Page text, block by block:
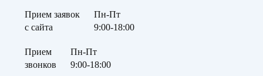
Прием заявок
с сайта
Пн-Пт
9:00-18:00
Прием
звонков
Пн-Пт
9:00-18:00